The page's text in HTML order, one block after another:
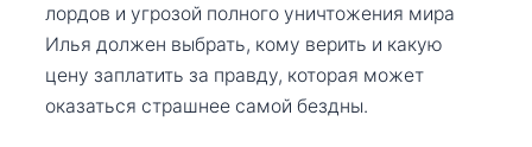
лордов и угрозой полного уничтожения мира
Илья должен выбрать, кому верить и какую
цену заплатить за правду, которая может
оказаться страшнее самой бездны.